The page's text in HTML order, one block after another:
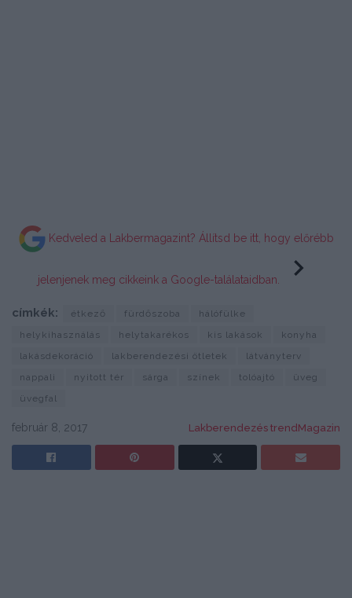
Kedveled a Lakbermagazint? Állítsd be itt, hogy előrébb
jelenjenek meg cikkeink a Google-találataidban.
címkék: étkező fürdőszoba
hálófülke
helykihasználás
helytakarékos kis lakások
konyha
lakásdekoráció
lakberendezési ötletek
látványterv
nappali
nyitott tér sárga színek tolóajtó
üveg
üvegfal
február 8, 2017 Lakberendezés trendMagazin